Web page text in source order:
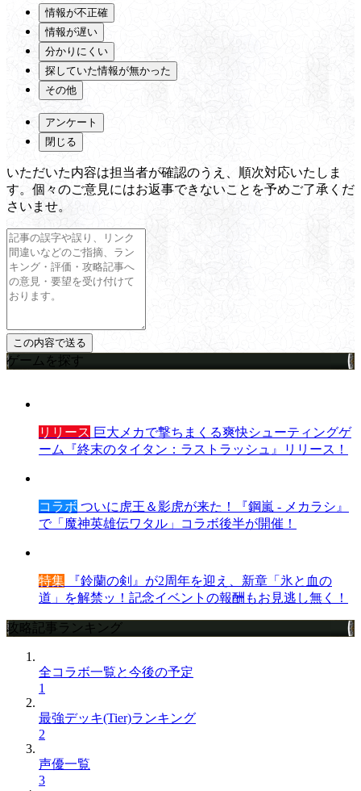
情報が不正確
情報が遅い
分かりにくい
探していた情報が無かった
その他
アンケート
閉じる
いただいた内容は担当者が確認のうえ、順次対応いたしま
す。個々のご意見にはお返事できないことを予めご了承くだ
さいませ。
ゲームを探す
リリース 巨大メカで撃ちまくる爽快シューティングゲ
ーム『終末のタイタン：ラストラッシュ』リリース！
コラボ ついに虎王＆影虎が来た！『鋼嵐 - メカラシ』
で「魔神英雄伝ワタル」コラボ後半が開催！
特集 『鈴蘭の剣』が2周年を迎え、新章「氷と血の
道」を解禁ッ！記念イベントの報酬もお見逃し無く！
攻略記事ランキング
全コラボ一覧と今後の予定
1
最強デッキ(Tier)ランキング
2
声優一覧
3